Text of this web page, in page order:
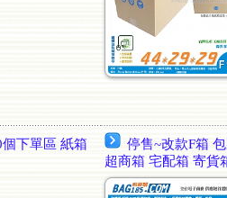
下單區 紙箱
停售~改款F箱
超商箱 宅配箱 寄貨